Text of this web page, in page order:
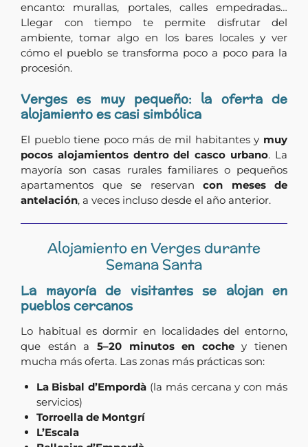
encanto: murallas, portales, calles empedradas…
Llegar con tiempo te permite disfrutar del
ambiente, tomar algo en los bares locales y ver
cómo el pueblo se transforma poco a poco para la
procesión.
Verges es muy pequeño: la oferta de
alojamiento es casi simbólica
El pueblo tiene poco más de mil habitantes y muy
pocos alojamientos dentro del casco urbano. La
mayoría son casas rurales familiares o pequeños
apartamentos que se reservan con meses de
antelación, a veces incluso desde el año anterior.
Alojamiento en Verges durante
Semana Santa
La mayoría de visitantes se alojan en
pueblos cercanos
Lo habitual es dormir en localidades del entorno,
que están a 5–20 minutos en cochey tienen
mucha más oferta. Las zonas más prácticas son:
La Bisbal d’Empordà (la más cercana y con más
servicios)
Torroella de Montgrí
L’Escala